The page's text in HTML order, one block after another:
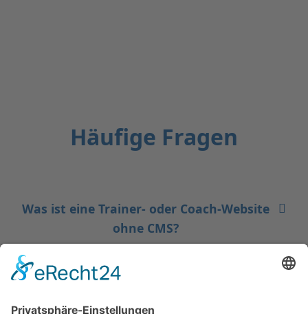
Häufige Fragen
Was ist eine Trainer- oder Coach-Website
ohne CMS?
Coaches gegen ein CMS?